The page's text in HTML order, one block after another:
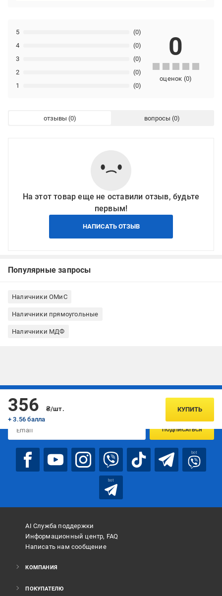
1 (0)
2 (0)
3 (0)
4 (0)
5 (0)
0
оценок (0)
отзывы вопросы
На этот товар еще не оставили отзыв, будьте
первым!
НАПИСАТЬ ОТЗЫВ
Популярные запросы
Наличники ОМиС
Наличники прямоугольные
Наличники МДФ
356
₴/шт.
+ 3.56 балла
КУПИТЬ
Подписывайтесь, чтобы узнавать первым об акцияx и
ПОДПИСАТЬСЯ
bot
bot
AI Служба поддержки
Информационный центр, FAQ
Написать нам сообщение
КОМПАНИЯ
ПОКУПАТЕЛЮ